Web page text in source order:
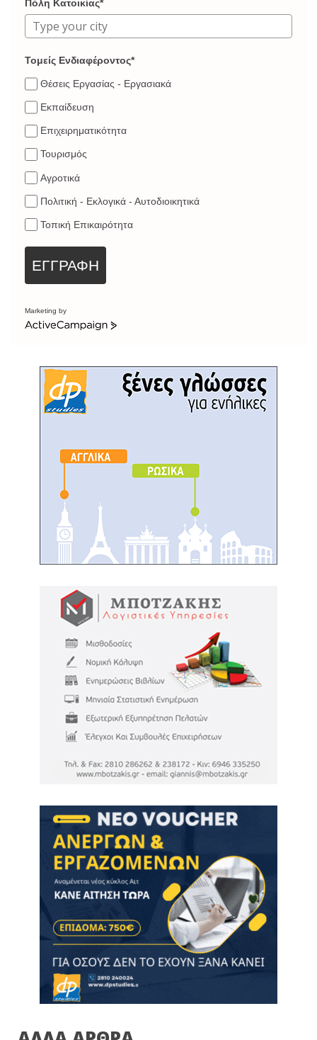
Πόλη Κατοικίας*
Τομείς Ενδιαφέροντος*
Θέσεις Εργασίας - Εργασιακά
Εκπαίδευση
Επιχειρηματικότητα
Τουρισμός
Αγροτικά
Πολιτική - Εκλογικά - Αυτοδιοικητικά
Τοπική Επικαιρότητα
ΕΓΓΡΑΦΗ
Marketing by